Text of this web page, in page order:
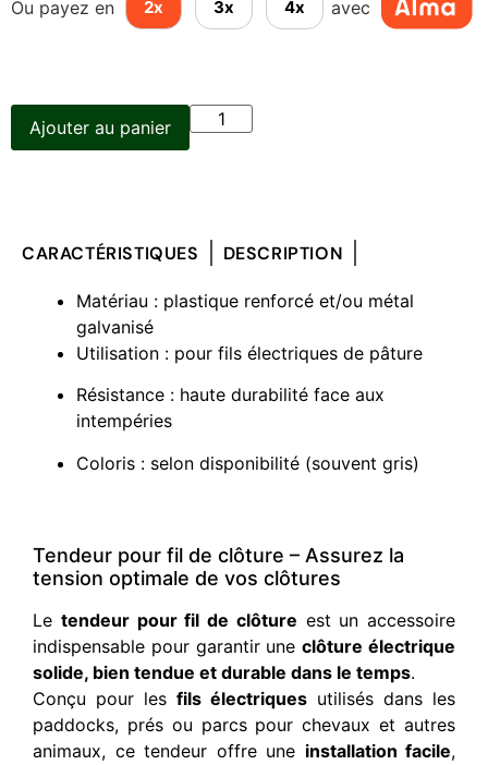
Ou payez en 2x 3x 4x avec
Ajouter au panier
CARACTÉRISTIQUES DESCRIPTION
Matériau : plastique renforcé et/ou métal
galvanisé
Utilisation : pour fils électriques de pâture
Résistance : haute durabilité face aux
intempéries
Coloris : selon disponibilité (souvent gris)
Tendeur pour fil de clôture – Assurez la
tension optimale de vos clôtures
Le tendeur pour fil de clôture est un accessoire
indispensable pour garantir uneclôture électrique
solide, bien tendue et durable dans le temps.
Conçu pour les fils électriques utilisés dans les
paddocks, prés ou parcs pour chevaux et autres
animaux, ce tendeur offre une installation facile,